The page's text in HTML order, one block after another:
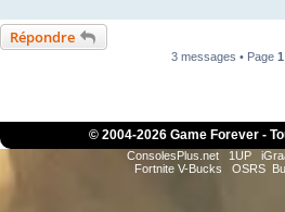
Répondre
3 messages • Page 1
© 2004-2026 Game Forever -
ConsolesPlus.net 1UP
Fortnite V-Bucks
OSRS